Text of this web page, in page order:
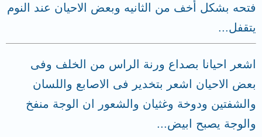
فتحه بشكل أخف من الثانيه وبعض الاحيان عند النوم
يتقفل...
اشعر احيانا بصداع ورنة الراس من الخلف وفى
بعض الاحيان اشعر بتخدير فى الاصابع واللسان
والشفتين ودوخة وغثيان والشعور ان الوجة منفخ
والوجة يصبح ابيض...